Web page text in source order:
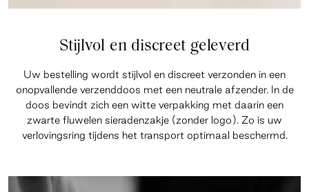
Stijlvol en discreet geleverd
Uw bestelling wordt stijlvol en discreet verzonden in een
onopvallende verzenddoos met een neutrale afzender. In de
doos bevindt zich een witte verpakking met daarin een
zwarte fluwelen sieradenzakje (zonder logo). Zo is uw
verlovingsring tijdens het transport optimaal beschermd.